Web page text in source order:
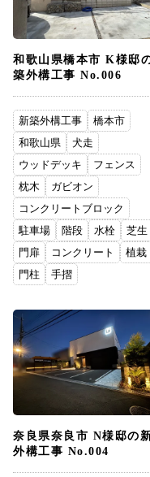
和歌山県橋本市 K様邸
築外構工事 No.006
新築外構工事
橋本市
和歌山県
犬走
ウッドデッキ
フェンス
枕木
ガビオン
コンクリートブロック
駐車場
階段 水栓
芝生
門扉
コンクリート
植栽
門柱
手摺
奈良県奈良市 N様邸の
外構工事 No.004